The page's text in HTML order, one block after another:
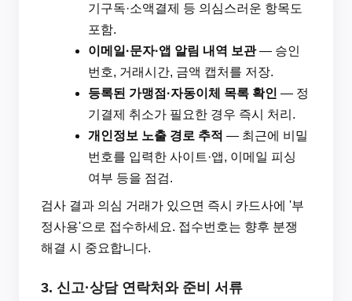
기구독·소액결제 등 의심스러운 항목도
포함.
이메일·문자·앱 알림 내역 보관— 승인
번호, 거래시간, 금액 캡처를 저장.
등록된 가맹점·자동이체 목록 확인 — 정
기결제 취소가 필요한 경우 즉시 처리.
개인정보 노출 경로 추적 — 최근에 비밀
번호를 입력한 사이트·앱, 이메일 피싱
여부 등을 점검.
검사 결과 의심 거래가 있으면 즉시 카드사에 '부
정사용'으로 접수하세요. 접수번호는 향후 분쟁
해결 시 중요합니다.
3. 신고·상담 연락처와 준비 서류